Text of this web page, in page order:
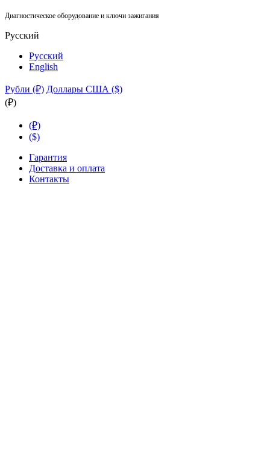
Диагностическое оборудование и ключи зажигания
Русский
Русский
English
Рубли (₽) Доллары США ($)
(₽)
(₽)
($)
Гарантия
Доставка и оплата
Контакты